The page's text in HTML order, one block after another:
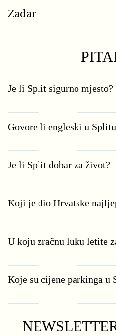
Zadar
Je li Split sigurno mjesto?
Govore li engleski u
Je li Split dobar za život?
Koji je dio Hrvatske
U koju zračnu luku letite
Koje su cijene parkinga u